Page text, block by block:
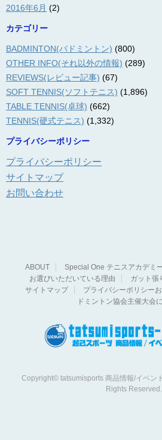
2016年6月 (2)
カテゴリー
BADMINTON(バドミントン) (800)
OTHER INFO(それ以外の情報) (289)
REVIEWS(レビュー記事) (67)
SOFT TENNIS(ソフトテニス) (1,896)
TABLE TENNIS(卓球) (662)
TENNIS(硬式テニス) (1,332)
プライバシーポリシー
プライバシーポリシー
サイトマップ
お問い合わせ
ABOUT
Special One テニスアカデミ
お選びいただいている理由
ガット張
サイトマップ
プライバシーポリシー
ドミントン協会主催大会
Copyright© tatsumisports 商品情報/イベン
Rights Reserved.